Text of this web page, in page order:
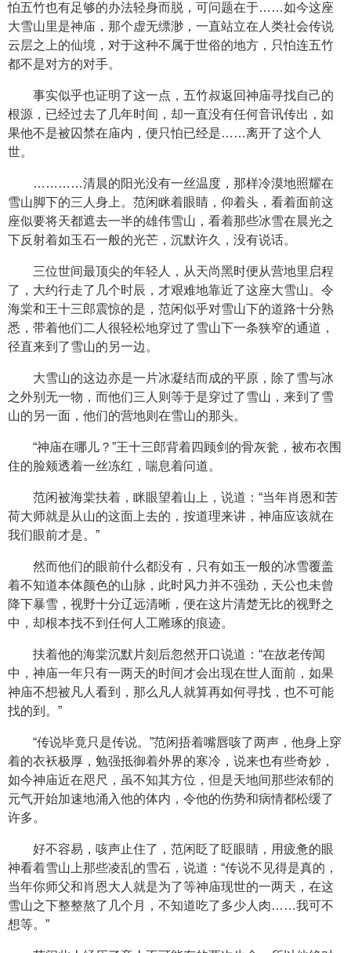
怕五竹也有足够的办法轻身而脱，可问题在于……如今这座
大雪山里是神庙，那个虚无缥渺，一直站立在人类社会传说
云层之上的仙境，对于这种不属于世俗的地方，只怕连五竹
都不是对方的对手。
事实似乎也证明了这一点，五竹叔返回神庙寻找自己的
根源，已经过去了几年时间，却一直没有任何音讯传出，如
果他不是被囚禁在庙内，便只怕已经是……离开了这个人
世。
…………清晨的阳光没有一丝温度，那样冷漠地照耀在
雪山脚下的三人身上。范闲眯着眼睛，仰着头，看着面前这
座似要将天都遮去一半的雄伟雪山，看着那些冰雪在晨光之
下反射着如玉石一般的光芒，沉默许久，没有说话。
三位世间最顶尖的年轻人，从天尚黑时便从营地里启程
了，大约行走了几个时辰，才艰难地靠近了这座大雪山。令
海棠和王十三郎震惊的是，范闲似乎对雪山下的道路十分熟
悉，带着他们二人很轻松地穿过了雪山下一条狭窄的通道，
径直来到了雪山的另一边。
大雪山的这边亦是一片冰凝结而成的平原，除了雪与冰
之外别无一物，而他们三人则等于是穿过了雪山，来到了雪
山的另一面，他们的营地则在雪山的那头。
“神庙在哪儿？”王十三郎背着四顾剑的骨灰瓮，被布衣围
住的脸颊透着一丝冻红，喘息着问道。
范闲被海棠扶着，眯眼望着山上，说道：“当年肖恩和苦
荷大师就是从山的这面上去的，按道理来讲，神庙应该就在
我们眼前才是。”
然而他们的眼前什么都没有，只有如玉一般的冰雪覆盖
着不知道本体颜色的山脉，此时风力并不强劲，天公也未曾
降下暴雪，视野十分辽远清晰，便在这片清楚无比的视野之
中，却根本找不到任何人工雕琢的痕迹。
扶着他的海棠沉默片刻后忽然开口说道：“在故老传闻
中，神庙一年只有一两天的时间才会出现在世人面前，如果
神庙不想被凡人看到，那么凡人就算再如何寻找，也不可能
找的到。”
“传说毕竟只是传说。”范闲捂着嘴唇咳了两声，他身上穿
着的衣袄极厚，勉强抵御着外界的寒冷，说来也有些奇妙，
如今神庙近在咫尺，虽不知其方位，但是天地间那些浓郁的
元气开始加速地涌入他的体内，令他的伤势和病情都松缓了
许多。
好不容易，咳声止住了，范闲眨了眨眼睛，用疲惫的眼
神看着雪山上那些凌乱的雪石，说道：“传说不见得是真的，
当年你师父和肖恩大人就是为了等神庙现世的一两天，在这
雪山之下整整熬了几个月，不知道吃了多少人肉……我可不
想等。”